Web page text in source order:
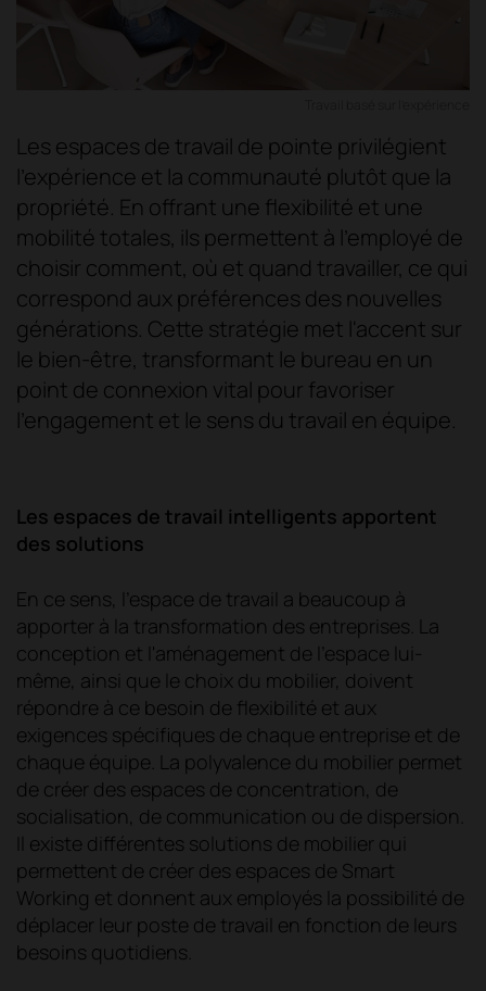
Les espaces de travail de pointe privilégient
l'expérience et la communauté plutôt que la
propriété. En offrant une flexibilité et une
mobilité totales, ils permettent à l'employé de
choisir comment, où et quand travailler, ce qui
correspond aux préférences des nouvelles
générations. Cette stratégie met l'accent sur
le bien-être, transformant le bureau en un
point de connexion vital pour favoriser
l'engagement et le sens du travail en équipe.
Les espaces de travail intelligents apportent
des solutions
En ce sens, l'espace de travail a beaucoup à
apporter à la transformation des entreprises. La
conception et l'aménagement de l'espace lui-
même, ainsi que le choix du mobilier, doivent
répondre à ce besoin de flexibilité et aux
exigences spécifiques de chaque entreprise et de
chaque équipe. La polyvalence du mobilier permet
de créer des espaces de concentration, de
socialisation, de communication ou de dispersion.
Il existe différentes solutions de mobilier qui
permettent de créer des espaces de Smart
Working et donnent aux employés la possibilité de
déplacer leur poste de travail en fonction de leurs
besoins quotidiens.